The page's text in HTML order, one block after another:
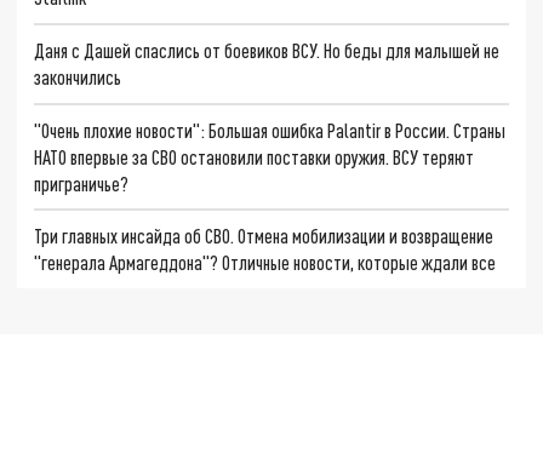
Даня с Дашей спаслись от боевиков ВСУ. Но беды для малышей не
закончились
"Очень плохие новости": Большая ошибка Palantir в России. Страны
НАТО впервые за СВО остановили поставки оружия. ВСУ теряют
приграничье?
Три главных инсайда об СВО. Отмена мобилизации и возвращение
"генерала Армагеддона"? Отличные новости, которые ждали все